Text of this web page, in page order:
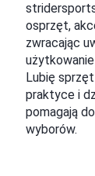
osprzęt,
zwracając
Lubię
praktyce i
pomagają
wyborów.